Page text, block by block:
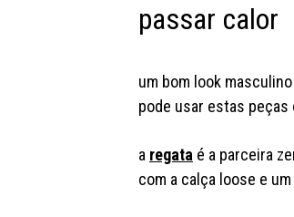
passar calor
um bom look
pode usar estas peças
a regata é a parceira
com a calça loose e